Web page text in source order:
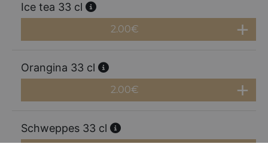
Ice tea 33 cl
2.00€
Orangina 33 cl
2.00€
Schweppes 33 cl